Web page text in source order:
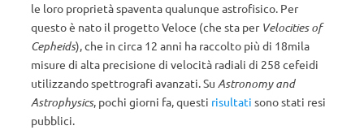
le loro proprietà spaventa qualunque astrofisico. Per
questo è nato il progetto Veloce (che sta per Velocities of
Cepheids), che in circa 12 anni ha raccolto più di 18mila
misure di alta precisione di velocità radiali di 258 cefeidi
utilizzando spettrografi avanzati. Su Astronomy and
Astrophysics, pochi giorni fa, questi risultati sono stati resi
pubblici.